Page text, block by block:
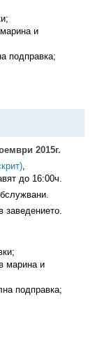
и
подправка;
2015г.
,
до 16:00ч.
заведението.
марина и
подправка;